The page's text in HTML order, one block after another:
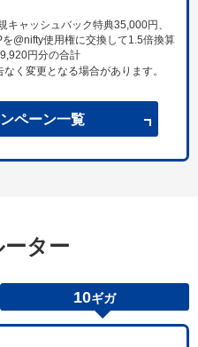
ャッシュバック特典35,000円、
@nifty使用権に交換して1.5倍換算
円分の合計
く変更となる場合があります。
ペーン一覧
ター
10ギガ